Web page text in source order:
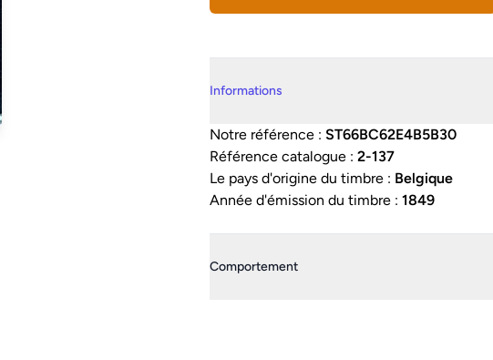
Informations
Notre référence : ST66BC62E4B5B30
Référence catalogue : 2-137
Le pays d'origine du timbre : Belgique
Année d'émission du timbre : 1849
Comportement